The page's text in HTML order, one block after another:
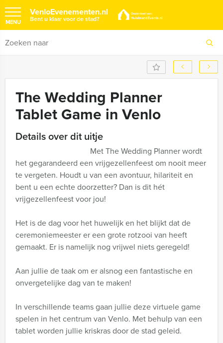
VenloEvenementen.nl
Bent u klaar voor de stad?
MENU
The Wedding Planner
Tablet Game in Venlo
Details over dit uitje
Met The Wedding Planner wordt
het gegarandeerd een vrijgezellenfeest om nooit meer
te vergeten. Houdt u van een avontuur, hilariteit en
bent u een echte doorzetter? Dan is dit hét
vrijgezellenfeest voor jou!
Het is de dag voor het huwelijk en het blijkt dat de
ceremoniemeester er een grote rotzooi van heeft
gemaakt. Er is namelijk nog vrijwel niets geregeld!
Aan jullie de taak om er alsnog een fantastische en
onvergetelijke dag van te maken!
In verschillende teams gaan jullie deze virtuele game
spelen in het centrum van Venlo. Met behulp van een
tablet worden jullie kriskras door de stad geleid.